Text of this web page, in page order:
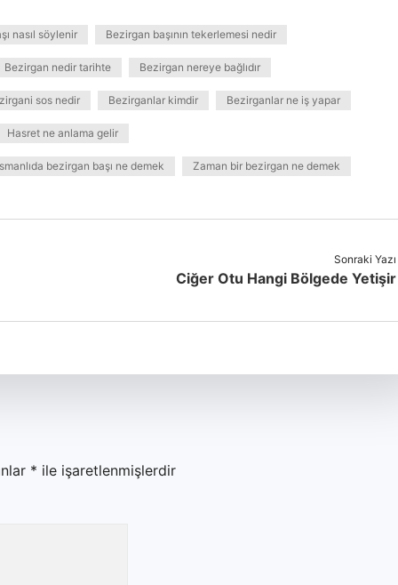
nasıl söylenir Bezirgan başının tekerlemesi nedir
Bezirgan nedir tarihte Bezirgan nereye bağlıdır
sos nedir Bezirganlar kimdir Bezirganlar ne iş yapar
Hasret ne anlama gelir
bezirgan başı ne demek Zaman bir bezirgan ne demek
Sonraki Yazı
Ciğer Otu Hangi Bölgede Yetişir
* ile işaretlenmişlerdir